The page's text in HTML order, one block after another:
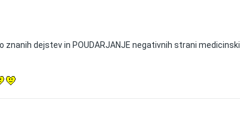
znanih dejstev in POUDARJANJE negativnih strani